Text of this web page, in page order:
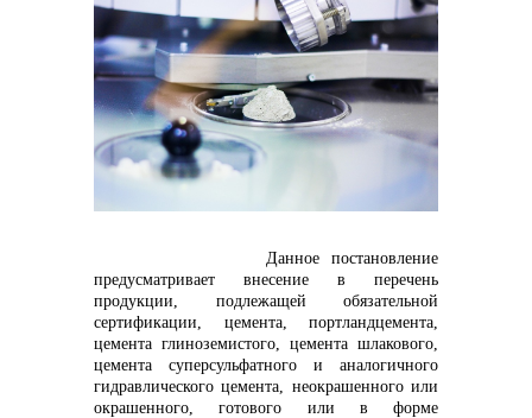
контакты отдела закупок
Контакты
Данное постановление
предусматривает внесение в перечень
продукции, подлежащей обязательной
сертификации, цемента, портландцемента,
цемента глиноземистого, цемента шлакового,
цемента суперсульфатного и аналогичного
гидравлического цемента, неокрашенного или
окрашенного, готового или в форме